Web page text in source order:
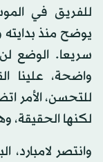
للفريق في
يوضح منذ
سريعا. الوضع
واضحة، علينا
للتحسن، الأمر
لكنها الحقيقة،